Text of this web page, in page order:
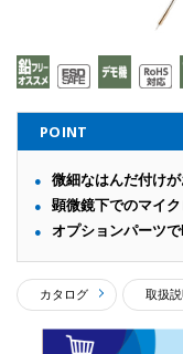
POINT
微細なはんだ付け
顕微鏡下でのマイ
オプションパーツで
カタログ 取扱